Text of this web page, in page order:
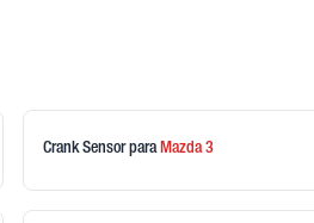
Crank Sensor paraMazda3